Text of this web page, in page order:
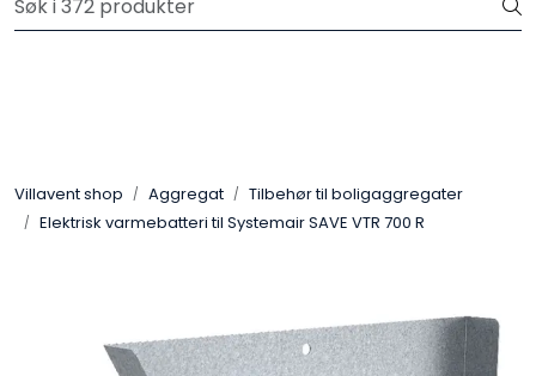
Skip to main content
Gratis frakt på ordrer over 3.000 kr inkl.mva
Villavent shop Aggregat
Tilbehør til boligaggregater
Elektrisk varmebatteri til Systemair SAVE VTR 700 R
Avtrekksvifter
Kanaler og kanaldeler